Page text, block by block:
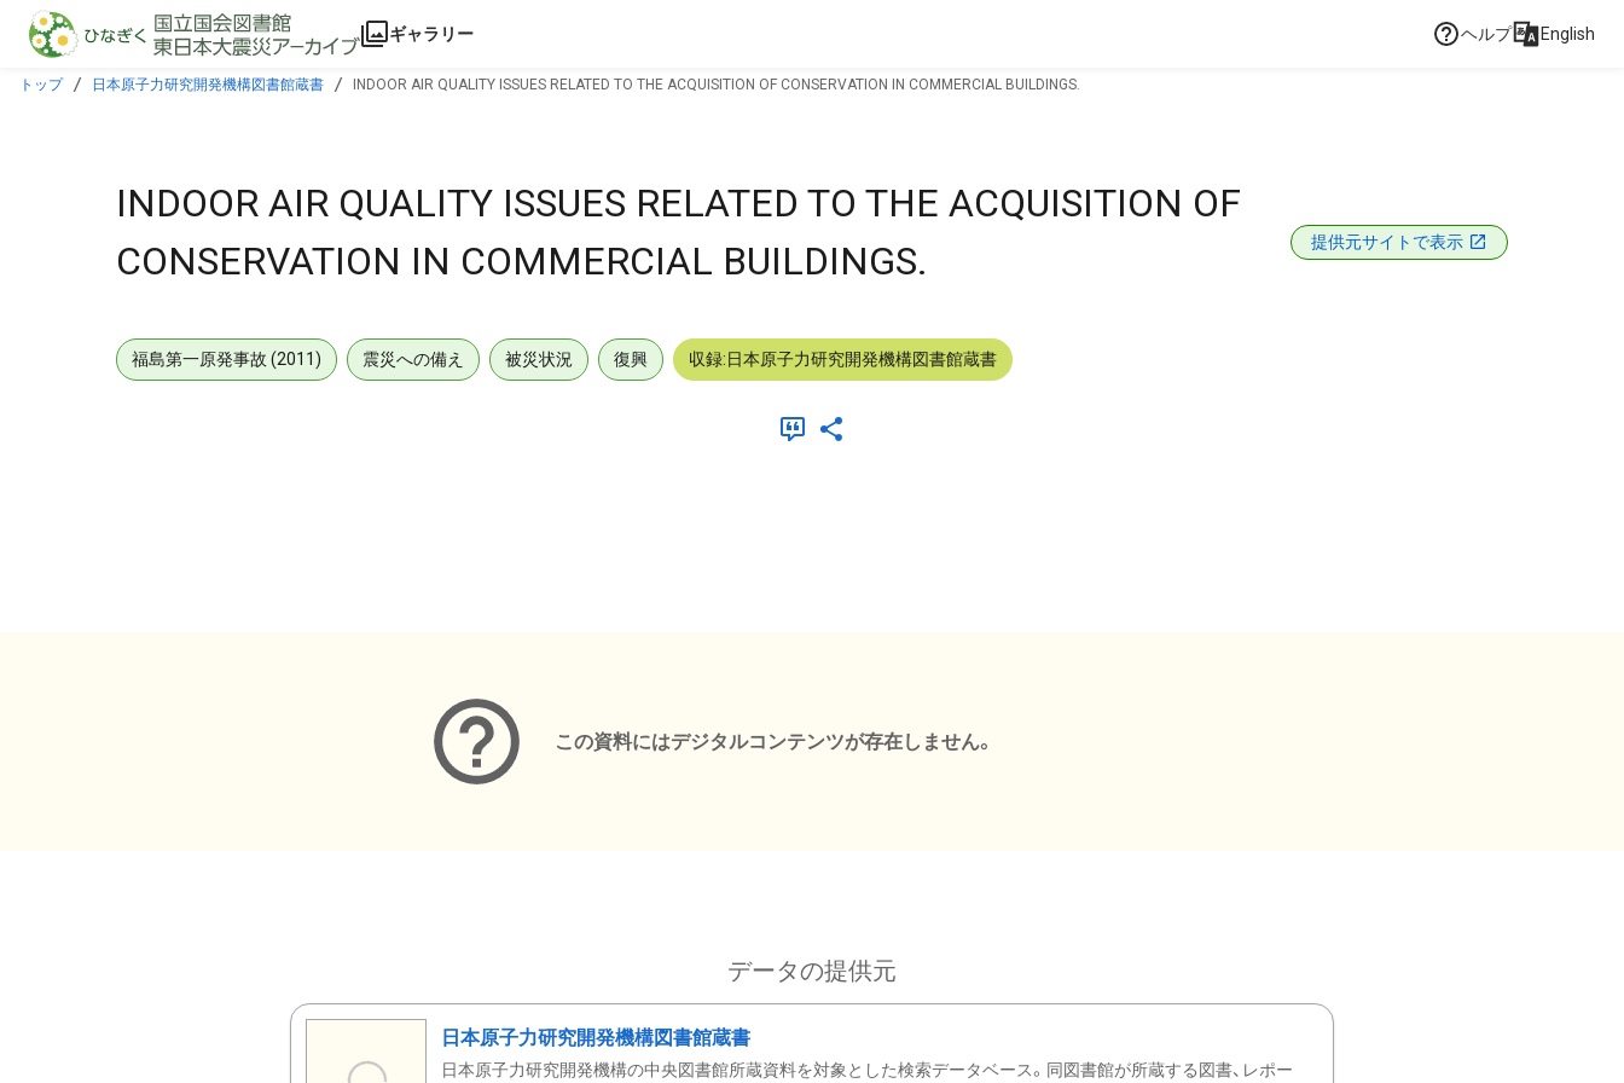
本文に飛ぶ
ギャラリー ヘルプ English
トップ 日本原子力研究開発機構図書館蔵書 INDOOR AIR QUALITY ISSUES RELATED TO THE ACQUISITION OF CONSERVATION IN COMMERCIAL BUILDINGS.
INDOOR AIR QUALITY ISSUES RELATED TO THE ACQUISITION OF
CONSERVATION IN COMMERCIAL BUILDINGS.
提供元サイトで表示
福島第一原発事故 (2011) 震災への備え 被災状況 復興 収録:日本原子力研究開発機構図書館蔵書
この資料にはデジタルコンテンツが存在しません。
データの提供元
日本原子力研究開発機構図書館蔵書
日本原子力研究開発機構の中央図書館所蔵資料を対象とした検索データベース。同図書館が所蔵する図書、レポー